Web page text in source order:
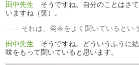
田中先生 そうですね。自分のことはさ
いますね（笑）。
それは、発表をよく聞いているとい
田中先生 そうですね。どういうふうに
味をもって聞いていると思います。